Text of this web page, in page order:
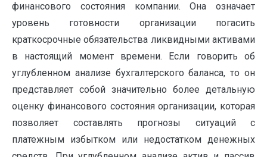
финансового состояния компании. Она означает
уровень готовности организации погасить
краткосрочные обязательства ликвидными активами
в настоящий момент времени. Если говорить об
углубленном анализе бухгалтерского баланса, то он
представляет собой значительно более детальную
оценку финансового состояния организации, которая
позволяет составлять прогнозы ситуаций с
платежным избытком или недостатком денежных